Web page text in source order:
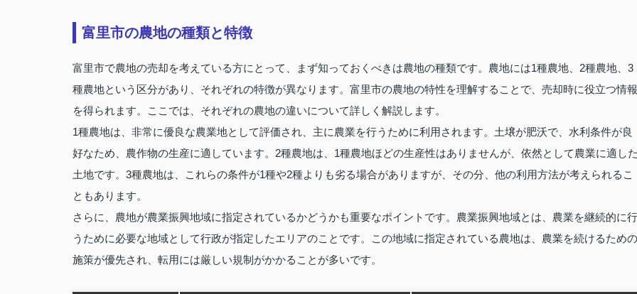
富里市の農地の種類と特徴
富里市で農地の売却を考えている方にとって、まず知っておくべきは農地の種類です。農地には1種農地、2種農地、3
種農地という区分があり、それぞれの特徴が異なります。富里市の農地の特性を理解することで、売却時に役立つ情報
を得られます。ここでは、それぞれの農地の違いについて詳しく解説します。
1種農地は、非常に優良な農業地として評価され、主に農業を行うために利用されます。土壌が肥沃で、水利条件が良
好なため、農作物の生産に適しています。2種農地は、1種農地ほどの生産性はありませんが、依然として農業に適し
土地です。3種農地は、これらの条件が1種や2種よりも劣る場合がありますが、その分、他の利用方法が考えられるこ
ともあります。
さらに、農地が農業振興地域に指定されているかどうかも重要なポイントです。農業振興地域とは、農業を継続的に行
うために必要な地域として行政が指定したエリアのことです。この地域に指定されている農地は、農業を続けるための
施策が優先され、転用には厳しい規制がかかることが多いです。